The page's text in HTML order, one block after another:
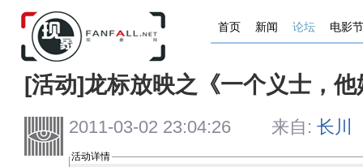
首页 新闻 论坛 电影节
[活动]龙标放映之《一个义士，他
2011-03-02 23:04:26 来自: 长川
活动详情